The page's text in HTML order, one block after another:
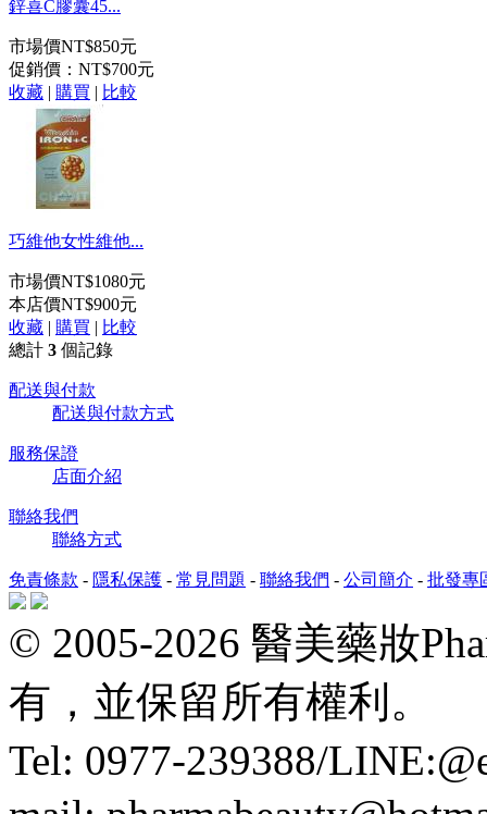
鋅喜C膠囊45...
市場價NT$850元
促銷價： NT$700元
收藏 | 購買 | 比較
巧維他女性維他...
市場價NT$1080元
本店價NT$900元
收藏 | 購買 | 比較
總計 3 個記錄
配送與付款
配送與付款方式
服務保證
店面介紹
聯絡我們
聯絡方式
免責條款 - 隱私保護 - 常見問題 - 聯絡我們 - 公司簡介 - 批發專
© 2005-2026 醫美藥妝
有，並保留所有權利。
Tel: 0977-239388/